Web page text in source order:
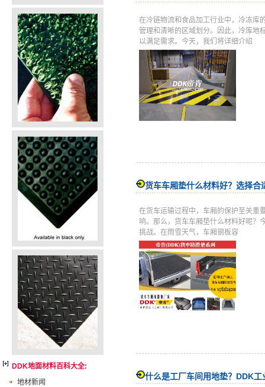
DDK地面材料百科大全:
地材新闻
在冷链物流和食品加工行业中，冷冻库
管理和清晰的区域划分。因此，冷库地
以满足需求。今天，我们将详细介绍
货车车厢垫什么材料好？选择
在货车运输过程中，车厢的保护至关重
响。那么，货车车厢垫什么材料好呢？
挑战。在雨雪天气，车厢钢板容
什么是工厂车间用地垫？DDK